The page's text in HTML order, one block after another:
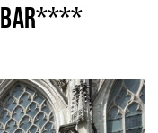
BAR****